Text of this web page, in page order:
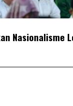
Nasionalisme